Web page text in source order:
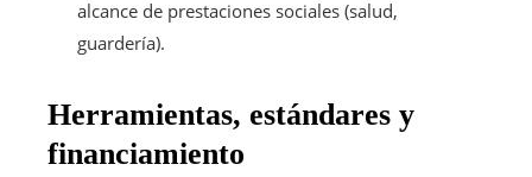
alcance de prestaciones sociales (salud,
guardería).
Herramientas, estándares y
financiamiento